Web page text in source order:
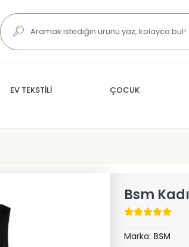
EV TEKSTİLİ ÇOCUK
Bsm
Marka: BSM